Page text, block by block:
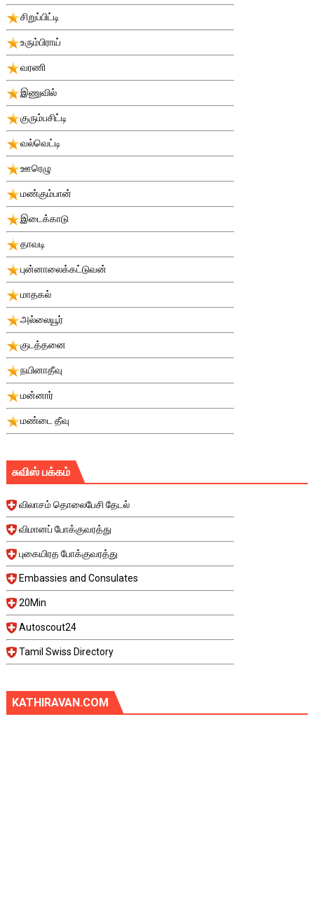
சிறுப்பிட்டி
உரும்பிராய்
வரணி
இணுவில்
குரும்பசிட்டி
வல்வெட்டி
ஊரெழு
மண்கும்பான்
இடைக்காடு
தாவடி
புன்னாலைக்கட்டுவன்
மாதகல்
அல்லையூர்
குடத்தனை
நயினாதீவு
மன்னார்
மண்டை தீவு
சுவிஸ் பக்கம்
விலாசம் தொலைபேசி தேடல்
விமானப் போக்குவரத்து
புகையிரத போக்குவரத்து
Embassies and Consulates
20Min
Autoscout24
Tamil Swiss Directory
KATHIRAVAN.COM